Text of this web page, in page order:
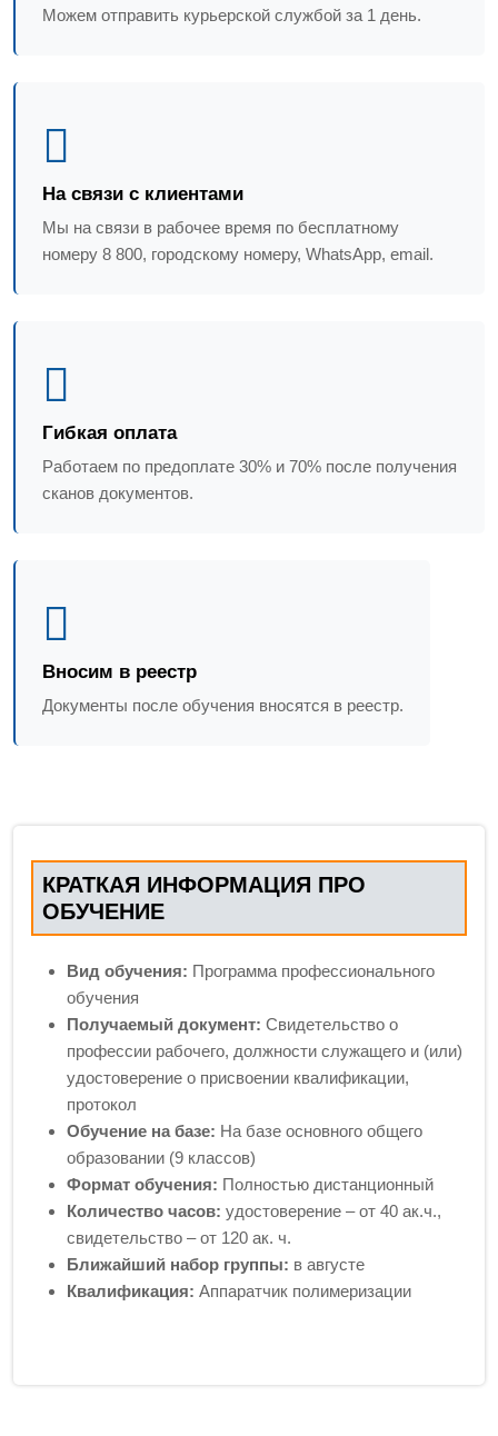
Можем отправить курьерской службой за 1 день.
На связи с клиентами
Мы на связи в рабочее время по бесплатному
номеру 8 800, городскому номеру, WhatsApp, email.
Гибкая оплата
Работаем по предоплате 30% и 70% после получения
сканов документов.
Вносим в реестр
Документы после обучения вносятся в реестр.
КРАТКАЯ ИНФОРМАЦИЯ ПРО
ОБУЧЕНИЕ
Вид обучения: Программа профессионального
обучения
Получаемый документ: Свидетельство о
профессии рабочего, должности служащего и (или)
удостоверение о присвоении квалификации,
протокол
Обучение на базе: На базе основного общего
образовании (9 классов)
Формат обучения: Полностью дистанционный
Количество часов: удостоверение – от 40 ак.ч.,
свидетельство – от 120 ак. ч.
Ближайший набор группы: в августе
Квалификация: Аппаратчик полимеризации